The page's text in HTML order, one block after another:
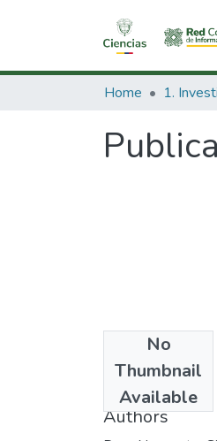
Home
No
Thumbnail
Available
1995-07
Authors